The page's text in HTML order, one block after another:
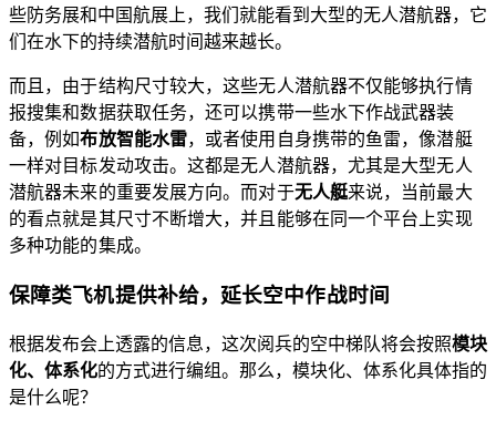
些防务展和中国航展上，我们就能看到大型的无人潜航器，它
们在水下的持续潜航时间越来越长。
而且，由于结构尺寸较大，这些无人潜航器不仅能够执行情
报搜集和数据获取任务，还可以携带一些水下作战武器装
备，例如布放智能水雷，或者使用自身携带的鱼雷，像潜艇
一样对目标发动攻击。这都是无人潜航器，尤其是大型无人
潜航器未来的重要发展方向。而对于无人艇来说，当前最大
的看点就是其尺寸不断增大，并且能够在同一个平台上实现
多种功能的集成。
保障类飞机提供补给，延长空中作战时间
根据发布会上透露的信息，这次阅兵的空中梯队将会按照模块
化、体系化的方式进行编组。那么，模块化、体系化具体指的
是什么呢？